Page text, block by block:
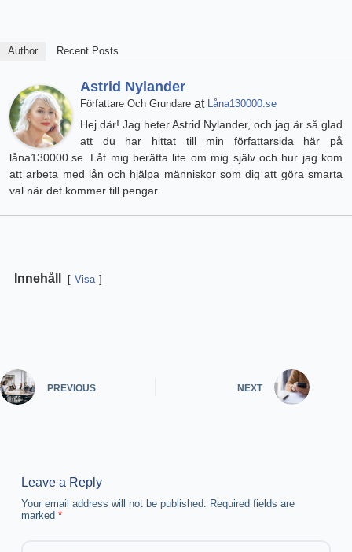
Author Recent Posts
Astrid Nylander
Författare Och Grundare at Låna130000.se
Hej där! Jag heter Astrid Nylander, och jag är så glad
att du har hittat till min författarsida här på
låna130000.se. Låt mig berätta lite om mig själv och hur jag kom
att arbeta med lån och hjälpa människor som dig att göra smarta
val när det kommer till pengar.
Innehåll Visa
PREVIOUS NEXT
Leave a Reply
Your email address will not be published. Required fields are
marked *